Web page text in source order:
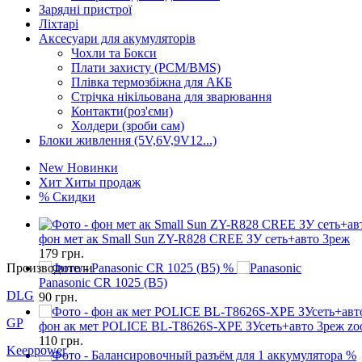
Зарядні пристрої
Ліхтарі
Аксесуари для акумуляторів
Чохли та Бокси
Плати захисту (PCM/BMS)
Плівка термозбіжна для АКБ
Стрічка нікільована для зварювання
Контакти(роз'єми)
Холдери (зроби сам)
Блоки живлення (5V,6V,9V12...)
New Новинки
Хит Хиты продаж
% Скидки
фон мет ак Small Sun ZY-R828 CREE ЗУ сеть+авто 3реж
179 грн.
%
Panasonic CR 1025 (B5)
90 грн.
фон ак мет POLICE BL-T8626S-XPE ЗУсеть+авто 3реж
110 грн.
%
Производители
DLG
GP
Keeppower